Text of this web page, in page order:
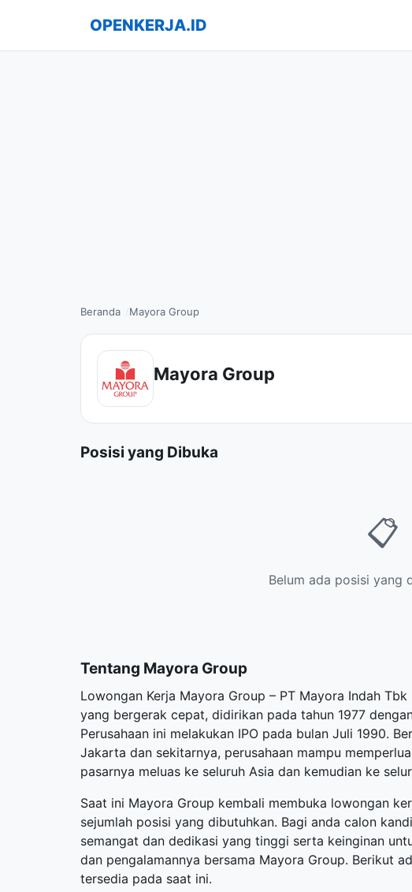
OPENKERJA.ID
Beranda Mayora Group
Mayora Group
Posisi yang Dibuka
📋
Belum ada posisi yang
Tentang Mayora Group
Lowongan Kerja Mayora Group – PT Mayora Indah
yang bergerak cepat, didirikan pada tahun 1977
Perusahaan ini melakukan IPO pada bulan Juli 1990.
Jakarta dan sekitarnya, perusahaan mampu
pasarnya meluas ke seluruh Asia dan kemudian ke
Saat ini Mayora Group kembali membuka lowongan
sejumlah posisi yang dibutuhkan. Bagi anda calon
semangat dan dedikasi yang tinggi serta keinginan
dan pengalamannya bersama Mayora Group. Berikut
tersedia pada saat ini.